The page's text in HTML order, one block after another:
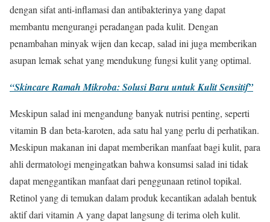
dengan sifat anti-inflamasi dan antibakterinya yang dapat
membantu mengurangi peradangan pada kulit. Dengan
penambahan minyak wijen dan kecap, salad ini juga memberikan
asupan lemak sehat yang mendukung fungsi kulit yang optimal.
“Skincare Ramah Mikroba: Solusi Baru untuk Kulit Sensitif”
Meskipun salad ini mengandung banyak nutrisi penting, seperti
vitamin B dan beta-karoten, ada satu hal yang perlu di perhatikan.
Meskipun makanan ini dapat memberikan manfaat bagi kulit, para
ahli dermatologi mengingatkan bahwa konsumsi salad ini tidak
dapat menggantikan manfaat dari penggunaan retinol topikal.
Retinol yang di temukan dalam produk kecantikan adalah bentuk
aktif dari vitamin A yang dapat langsung di terima oleh kulit.